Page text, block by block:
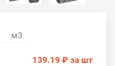
м3
139.19 ₽ за шт